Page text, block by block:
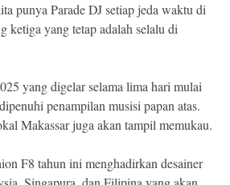
punya Parade DJ setiap jeda waktu di
ketiga yang tetap adalah selalu di
yang digelar selama lima hari mulai
penampilan musisi papan atas.
Makassar juga akan tampil memukau.
F8 tahun ini menghadirkan desainer